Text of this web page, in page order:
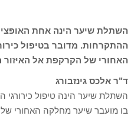
השתלת שיער הינה אחת
ההתקרחות. מדובר בטיפול
האחורי של הקרקפת אל האיזור
ד"ר אלכס גינזבורג
השתלת שיער הינה טיפול
בו מועבר שיער מחלקה האחורי